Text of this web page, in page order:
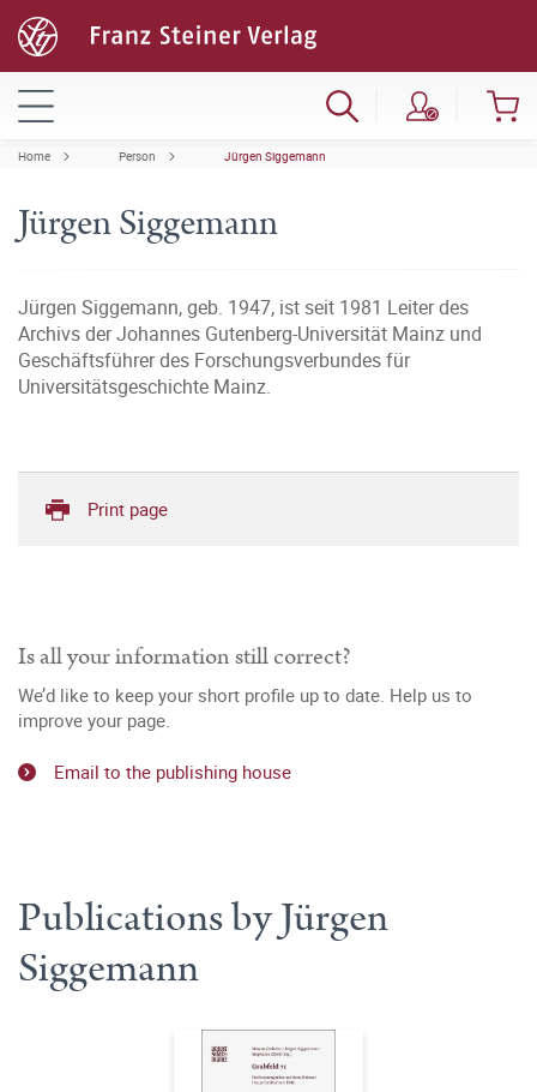
Home Person Jürgen Siggemann
Jürgen Siggemann
Jürgen Siggemann, geb. 1947, ist seit 1981 Leiter des
Archivs der Johannes Gutenberg-Universität Mainz und
Geschäftsführer des Forschungsverbundes für
Universitätsgeschichte Mainz.
Print page
Is all your information still correct?
We’d like to keep your short profile up to date. Help us to
improve your page.
Email to the publishing house
Publications by Jürgen
Siggemann